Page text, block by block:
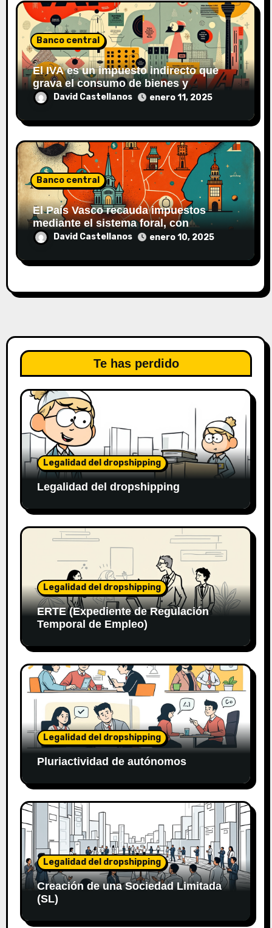
a
s
Banco central
El IVA es un impuesto indirecto que
grava el consumo de bienes y
servicios.
David Castellanos enero 11, 2025
Banco central
El País Vasco recauda impuestos
mediante el sistema foral, con
autonomía fiscal.
David Castellanos enero 10, 2025
Te has perdido
Legalidad del dropshipping
Legalidad del dropshipping
Legalidad del dropshipping
ERTE (Expediente de Regulación
Temporal de Empleo)
Legalidad del dropshipping
Pluriactividad de autónomos
Legalidad del dropshipping
Creación de una Sociedad Limitada
(SL)